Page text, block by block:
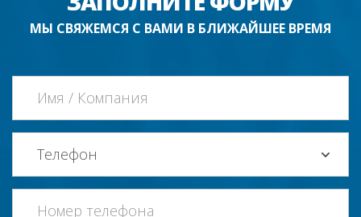
МЫ СВЯЖЕМСЯ С ВАМИ В БЛИЖАЙШЕЕ ВРЕМЯ